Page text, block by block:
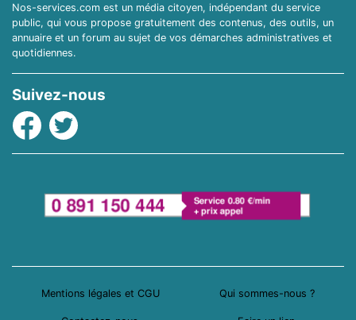
Nos-services.com est un média citoyen, indépendant du service
public, qui vous propose gratuitement des contenus, des outils, un
annuaire et un forum au sujet de vos démarches administratives et
quotidiennes.
Suivez-nous
Facebook
Twitter
Mentions légales et CGU Qui sommes-nous ?